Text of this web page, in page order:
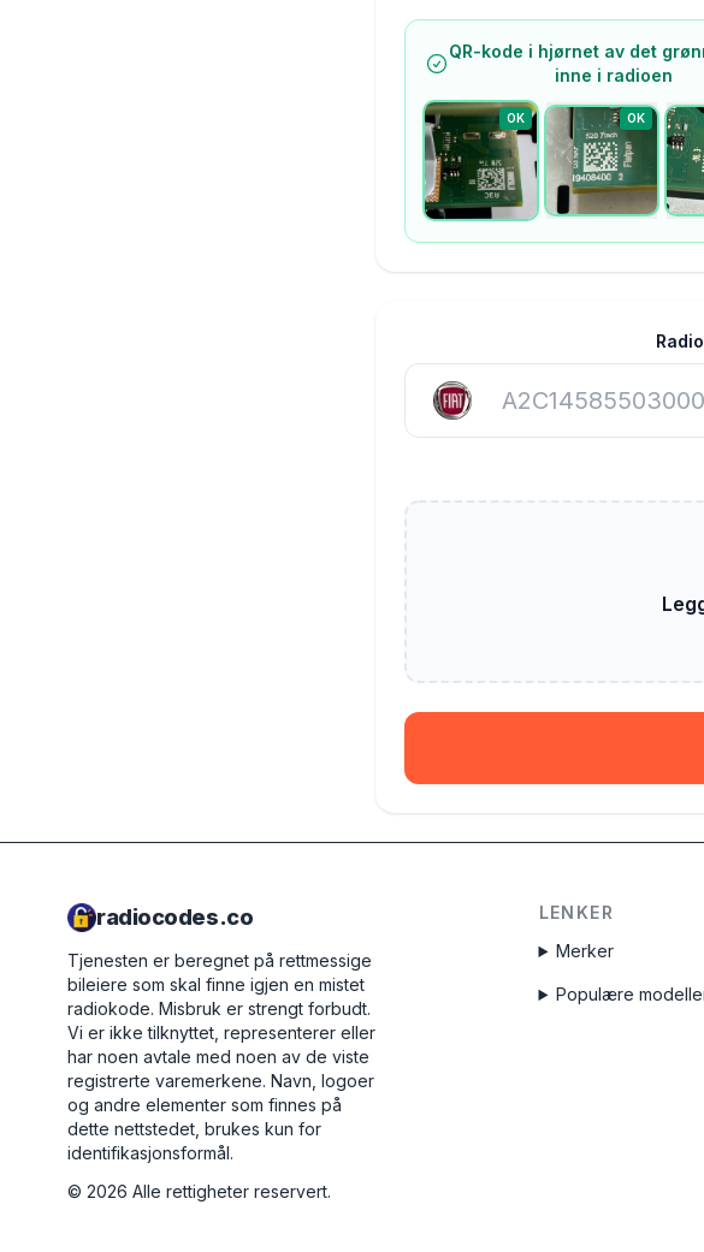
QR-kode i hjørnet av det
inne i radioen
OK OK
radiocodes.co
Tjenesten er beregnet på rettmessige
bileiere som skal finne igjen en mistet
radiokode. Misbruk er strengt forbudt.
Vi er ikke tilknyttet, representerer eller
har noen avtale med noen av de viste
registrerte varemerkene. Navn, logoer
og andre elementer som finnes på
dette nettstedet, brukes kun for
identifikasjonsformål.
© 2026 Alle rettigheter reservert.
LENKER
Merker
Populære